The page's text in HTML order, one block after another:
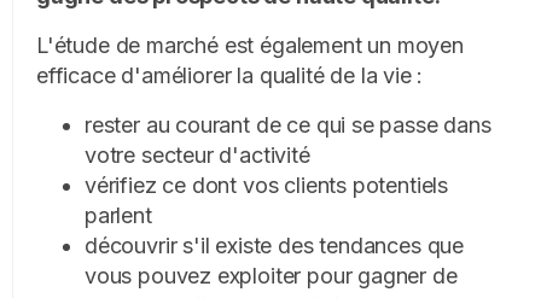
L'étude de marché est également un moyen
efficace d'améliorer la qualité de la vie :
rester au courant de ce qui se passe dans
votre secteur d'activité
vérifiez ce dont vos clients potentiels
parlent
découvrir s'il existe des tendances que
vous pouvez exploiter pour gagner de